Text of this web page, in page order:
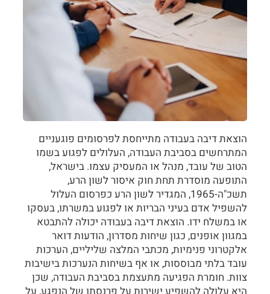
הוצאת דיבה בעבודה מתייחסת לפרסומים פוגעניים
המתרחשים בסביבת העבודה, העלולים לפגוע בשמו
הטוב של עובד, מנהל או המעסיק עצמו. בישראל,
התופעה מוסדרת תחת חוק איסור לשון הרע,
תשכ"ה-1965, המגדיר לשון הרע כפרסום העלול
להשפיל אדם בעיני הבריות או לפגוע במשרתו, בעסקו
או במשלח ידו. הוצאת דיבה בעבודה יכולה להתבטא
במגוון אופנים, כגון שיחות מסדרון, הודעות דואר
אלקטרוני פנימיות, מכתבי המלצה שליליים, הערכות
עובד בלתי מבוססות, או אף בשיחות הנערכות בישיבות
צוות. חומרת הפגיעה מתעצמת בסביבת העבודה, שכן